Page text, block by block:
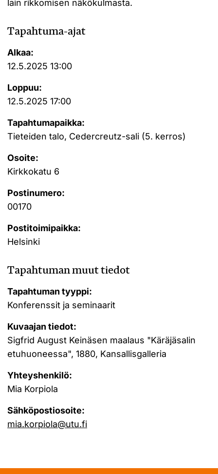
lain rikkomisen näkökulmasta.
Tapahtuma-ajat
Alkaa:
12.5.2025 13:00
Loppuu:
12.5.2025 17:00
Tapahtumapaikka:
Tieteiden talo, Cedercreutz-sali (5. kerros)
Osoite:
Kirkkokatu 6
Postinumero:
00170
Postitoimipaikka:
Helsinki
Tapahtuman muut tiedot
Tapahtuman tyyppi:
Konferenssit ja seminaarit
Kuvaajan tiedot:
Sigfrid August Keinäsen maalaus "Käräjäsalin
etuhuoneessa", 1880, Kansallisgalleria
Yhteyshenkilö:
Mia Korpiola
Sähköpostiosoite:
mia.korpiola@utu.fi